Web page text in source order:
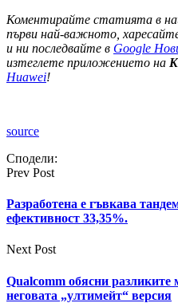
Коментирайте статията в
първи най-важното,
и ни последвайте в Google
изтеглете приложението на
Huawei!
source
Сподели:
Prev Post
Разработена е гъвкава
ефективност 33,35%.
Next Post
Qualcomm обясни
неговата „ултимейт“ версия